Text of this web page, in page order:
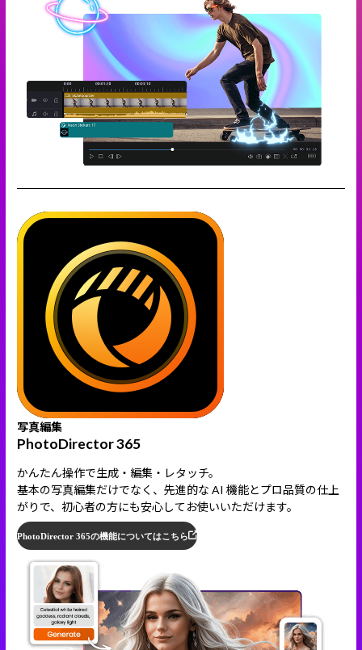
写真編集
PhotoDirector 365
かんたん操作で生成・編集・レタッチ。
基本の写真編集だけでなく、先進的な AI 機能とプロ品質の仕上
がりで、初心者の方にも安心してお使いいただけます。
PhotoDirector 365の機能についてはこちら